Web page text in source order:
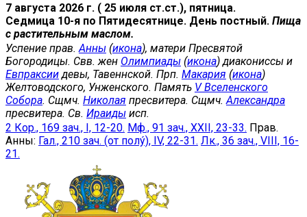
7 августа 2026 г. ( 25 июля ст.ст.), пятница.
Седмица 10-я по Пятидесятнице. День постный. Пища
с растительным маслом.
Успение прав. Анны (икона), матери Пресвятой
Богородицы. Свв. жен Олимпиады (икона) диакониссы и
Евпраксии девы, Тавеннской. Прп. Макария (икона)
Желтоводского, Унженского. Память V Вселенского
Собора. Сщмч. Николая пресвитера. Сщмч. Александра
пресвитера. Св. Ираиды исп.
2 Кор., 169 зач., I, 12-20. Мф., 91 зач., XXII, 23-33. Прав.
Анны: Гал., 210 зач. (от полу́), IV, 22-31. Лк., 36 зач., VIII, 16-
21.